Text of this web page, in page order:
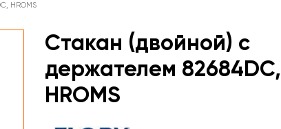
HROMS
Стакан (двойной) с
держателем 82684DC,
HROMS